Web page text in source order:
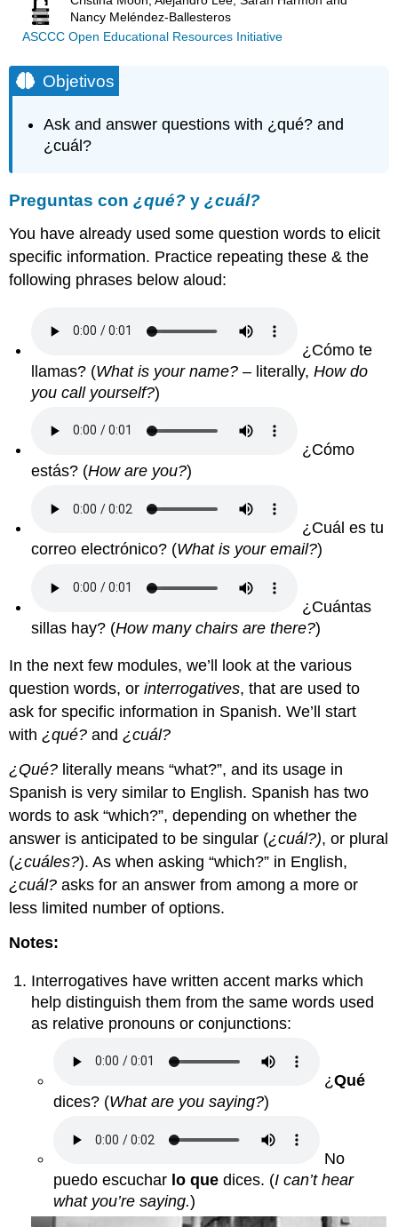
Nancy Meléndez-Ballesteros
ASCCC Open Educational Resources Initiative
Objetivos
Ask and answer questions with ¿qué? and
¿cuál?
Preguntas con¿qué? y¿cuál?
You have already used some question words to elicit
specific information. Practice repeating these & the
following phrases below aloud:
¿Cómo te
llamas? (What is your name? – literally,How do
you call yourself?)
¿Cómo
estás? (How are you?)
¿Cuál es tu
correo electrónico? (What is your email?)
¿Cuántas
sillas hay? (How many chairs are there?)
In the next few modules, we’ll look at the various
question words, orinterrogatives, that are used to
ask for specific information in Spanish. We’ll start
with¿qué? and¿cuál?
¿Qué? literally means “what?”, and its usage in
Spanish is very similar to English. Spanish has two
words to ask “which?”, depending on whether the
answer is anticipated to be singular (¿cuál?), or plural
(¿cuáles?). As when asking “which?” in English,
¿cuál? asks for an answer from among a more or
less limited number of options.
Notes:
Interrogatives have written accent marks which
help distinguish them from the same words used
as relative pronouns or conjunctions:
¿ Qué
dices?(What are you saying?)
No
puedo escuchar lo quedices. (I can’t hear
what you’re saying.)